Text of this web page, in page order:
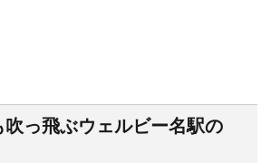
っ飛ぶウェルビー名駅の